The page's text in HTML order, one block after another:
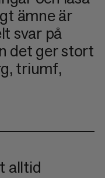
ämne är
svar på
det ger stort
triumf,
alltid